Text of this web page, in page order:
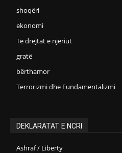
shoqëri
ekonomi
Të drejtat e njeriut
gratë
bërthamor
Terrorizmi dhe Fundamentalizmi
DEKLARATAT E NCRI
Ashraf / Liberty